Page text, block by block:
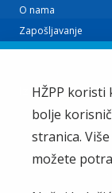
O nama
Zapošljavanje
Planovi i izvještaji
Iz tvrtke
EU projekti
Train'n'Green
Vijesti
HŽPP koristi
bolje
stranica.
možete